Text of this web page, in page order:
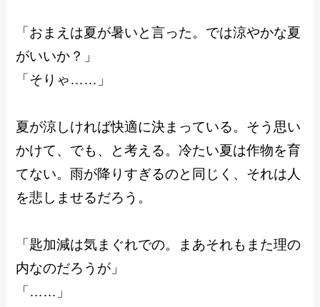
「おまえは夏が暑いと言った。では涼やかな夏
がいいか？」
「そりゃ……」
夏が涼しければ快適に決まっている。そう思い
かけて、でも、と考える。冷たい夏は作物を育
てない。雨が降りすぎるのと同じく、それは人
を悲しませるだろう。
「匙加減は気まぐれでの。まあそれもまた理の
内なのだろうが」
「……」